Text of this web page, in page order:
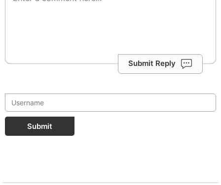
Submit Reply
Submit